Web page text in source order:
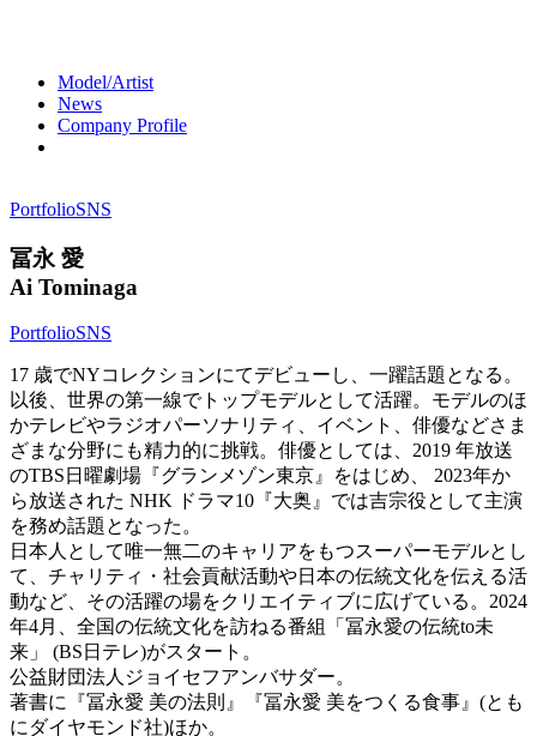
Model/Artist
News
Company Profile
PortfolioSNS
冨永 愛
Ai Tominaga
PortfolioSNS
17 歳でNYコレクションにてデビューし、一躍話題となる。
以後、世界の第一線でトップモデルとして活躍。モデルのほ
かテレビやラジオパーソナリティ、イベント、俳優などさま
ざまな分野にも精力的に挑戦。俳優としては、2019 年放送
のTBS日曜劇場『グランメゾン東京』をはじめ、 2023年か
ら放送された NHK ドラマ10『大奥』では吉宗役として主演
を務め話題となった。
日本人として唯一無二のキャリアをもつスーパーモデルとし
て、チャリティ・社会貢献活動や日本の伝統文化を伝える活
動など、その活躍の場をクリエイティブに広げている。2024
年4月、全国の伝統文化を訪ねる番組「冨永愛の伝統to未
来」 (BS日テレ)がスタート。
公益財団法人ジョイセフアンバサダー。
著書に『冨永愛 美の法則』『冨永愛 美をつくる食事』(とも
にダイヤモンド社)ほか。